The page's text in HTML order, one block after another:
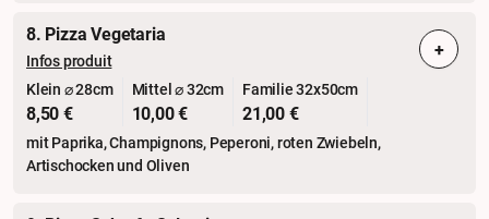
8. Pizza Vegetaria
Infos produit
Klein ⌀ 28cm
8,50 €
Mittel ⌀ 32cm
10,00 €
Familie 32x50cm
21,00 €
mit Paprika, Champignons, Peperoni, roten Zwiebeln,
Artischocken und Oliven
+